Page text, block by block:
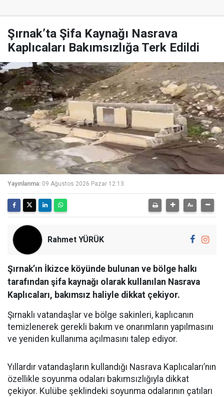
Şırnak’ta Şifa Kaynağı Nasrava
Kaplıcaları Bakımsızlığa Terk Edildi
Yayınlanma: 09 Ağustos 2026 Pazar 12:13
Rahmet YÜRÜK
Şırnak’ın İkizce köyünde bulunan ve bölge halkı
tarafından şifa kaynağı olarak kullanılan Nasrava
Kaplıcaları, bakımsız haliyle dikkat çekiyor.
Şırnaklı vatandaşlar ve bölge sakinleri, kaplıcanın
temizlenerek gerekli bakım ve onarımların yapılmasını
ve yeniden kullanıma açılmasını talep ediyor.
Yıllardır vatandaşların kullandığı Nasrava Kaplıcaları’nın
özellikle soyunma odaları bakımsızlığıyla dikkat
çekiyor. Kulübe şeklindeki soyunma odalarının çatıları